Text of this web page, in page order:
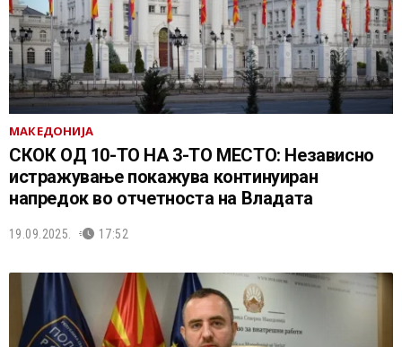
МАКЕДОНИЈА
СКОК ОД 10-ТО НА 3-ТО МЕСТО: Независно
истражување покажува континуиран
напредок во отчетноста на Владата
19.09.2025. 17:52